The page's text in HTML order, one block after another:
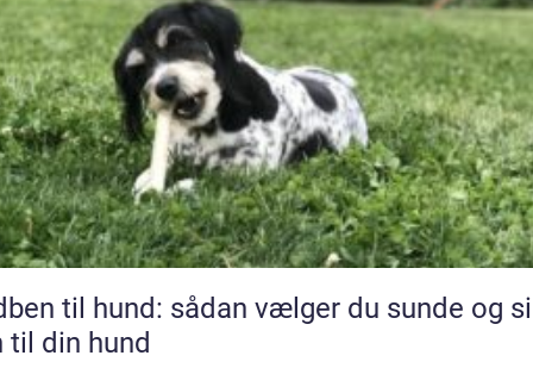
sådan vælger du sunde og sikre
til din hund